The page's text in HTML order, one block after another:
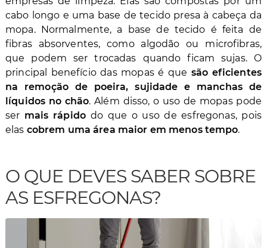
cabo longo e uma base de tecido presa à cabeça da
mopa. Normalmente, a base de tecido é feita de
fibras absorventes, como algodão ou microfibras,
que podem ser trocadas quando ficam sujas. O
principal benefício das mopas é que são eficientes
na remoção de poeira, sujidade e manchas de
líquidos no chão. Além disso, o uso de mopas pode
ser mais rápido do que o uso de esfregonas, pois
elas cobrem uma área maior em menos tempo.
O QUE DEVES SABER SOBRE
AS ESFREGONAS?